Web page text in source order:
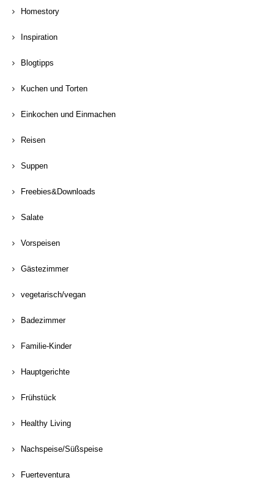
Homestory
Inspiration
Blogtipps
Kuchen und Torten
Einkochen und Einmachen
Reisen
Suppen
Freebies&Downloads
Salate
Vorspeisen
Gästezimmer
vegetarisch/vegan
Badezimmer
Familie-Kinder
Hauptgerichte
Frühstück
Healthy Living
Nachspeise/Süßspeise
Fuerteventura